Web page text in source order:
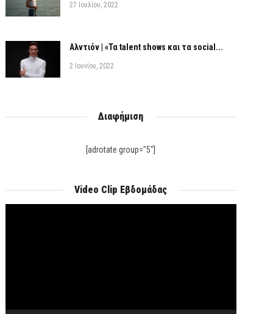
27 Ιουλίου, 2022
Αλντιόν | «Τα talent shows και τα social...
2 Ιουνίου, 2022
Διαφήμιση
[adrotate group="5"]
Video Clip Εβδομάδας